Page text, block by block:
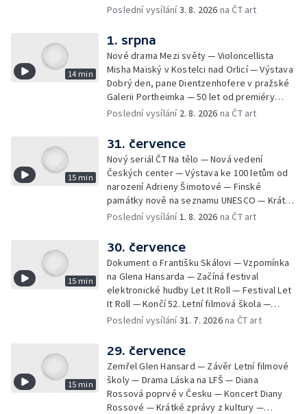
zprávy z kultury — Nález historických
Poslední vysílání3. 8. 2026 na ČT art
14 min
1. srpna
Nové drama Mezi světy — Violoncellista
Misha Maiský v Kostelci nad Orlicí — Výstava
Dobrý den, pane Dientzenhofere v pražské
Galerii Portheimka — 50 let od premiéry
filmu Na samotě u lesa — Krátké zprávy z
Mercury
Poslední vysílání 2. 8. 2026 na ČT art
15 min
31. července
Nový seriál ČT Na tělo — Nová vedení
Českých center — Výstava ke 100 letům od
narození Adrieny Šimotové — Finské
památky nově na seznamu UNESCO — Krátké
zprávy z kultury — Začíná Jiráskův Hronov —
Poslední vysílání1. 8. 2026 na ČT art
15 min
30. července
Dokument o Františku Skálovi — Vzpomínka
na Glena Hansarda — Začíná festival
elektronické hudby Let It Roll — Festival Let
It Roll — Končí 52. Letní filmová škola —
Krátké zprávy z kultury — Rekonstrukce
Poslední vysílání31. 7. 2026na ČT art
15 min
29. července
Zemřel Glen Hansard — Závěr Letní filmové
školy — Drama Láska na LFŠ — Diana
Rossová poprvé v Česku — Koncert Diany
Rossové — Krátké zprávy z kultury —